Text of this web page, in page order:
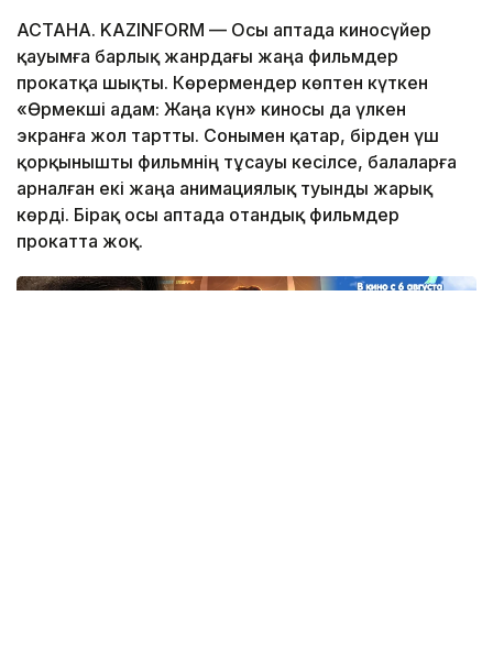
АСТАНА. KAZINFORM — Осы аптада киносүйер
қауымға барлық жанрдағы жаңа фильмдер
прокатқа шықты. Көрермендер көптен күткен
«Өрмекші адам: Жаңа күн» киносы да үлкен
экранға жол тартты. Сонымен қатар, бірден үш
қорқынышты фильмнің тұсауы кесілсе, балаларға
арналған екі жаңа анимациялық туынды жарық
көрді. Бірақ осы аптада отандық фильмдер
прокатта жоқ.